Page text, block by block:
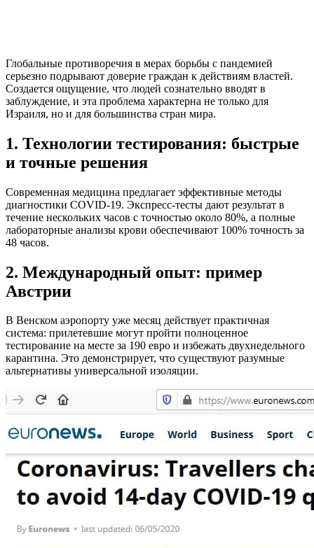
Глобальные противоречия в мерах борьбы с пандемией
серьезно подрывают доверие граждан к действиям властей.
Создается ощущение, что людей сознательно вводят в
заблуждение, и эта проблема характерна не только для
Израиля, но и для большинства стран мира.
1. Технологии тестирования: быстрые
и точные решения
Современная медицина предлагает эффективные методы
диагностики COVID-19. Экспресс-тесты дают результат в
течение нескольких часов с точностью около 80%, а полные
лабораторные анализы крови обеспечивают 100% точность за
48 часов.
2. Международный опыт: пример
Австрии
В Венском аэропорту уже месяц действует практичная
система: прилетевшие могут пройти полноценное
тестирование на месте за 190 евро и избежать двухнедельного
карантина. Это демонстрирует, что существуют разумные
альтернативы универсальной изоляции.